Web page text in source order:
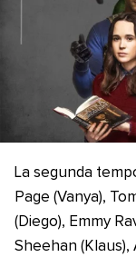
La segunda
Page (Vanya),
(Diego), Emmy
Sheehan (Klaus),